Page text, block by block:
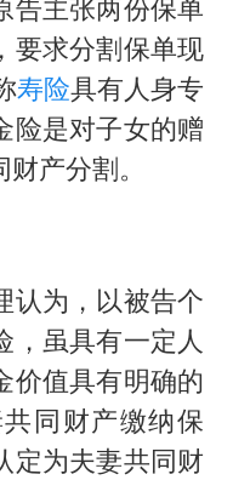
告主张两份保单
要求分割保单现
寿险具有人身专
险是对子女的赠
产分割。
认为，以被告个
，虽具有一定人
价值具有明确的
同财产缴纳保
定为夫妻共同财